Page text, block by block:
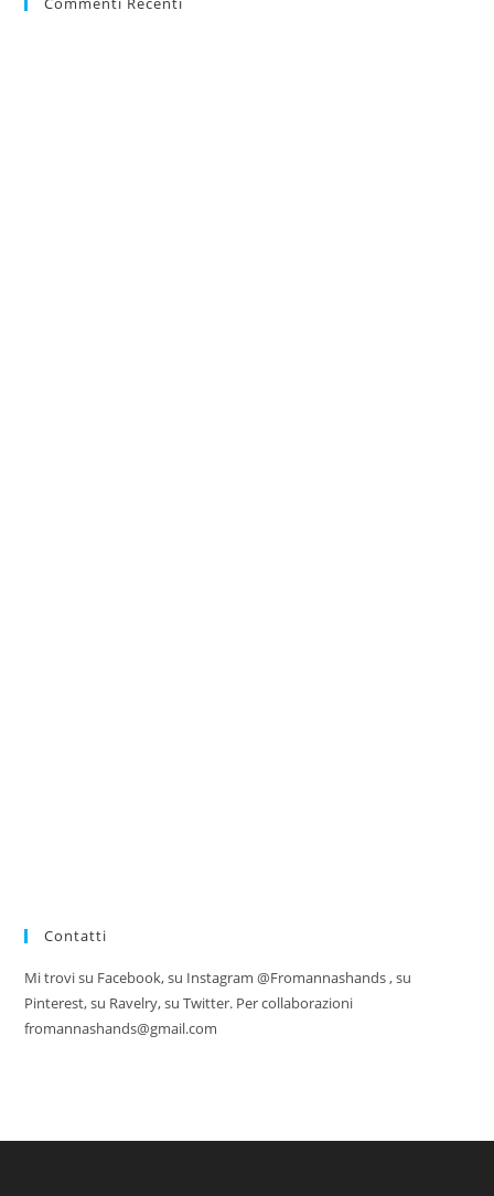
Contatti
Mi trovi su Facebook, su Instagram @Fromannashands , su
Pinterest, su Ravelry, su Twitter. Per collaborazioni
fromannashands@gmail.com